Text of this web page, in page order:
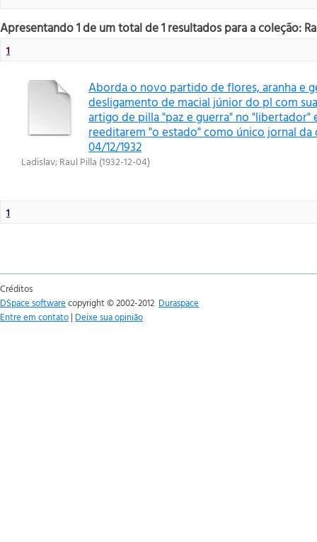
Apresentando 1 de um total de 1 resultados para a coleção:
1
Aborda o novo partido de flores, aranha e
desligamento de macial júnior do pl com
artigo de pilla "paz e guerra" no "libertador"
reeditarem "o estado" como único jornal da
04/12/1932
Ladislav;Raul Pilla (1932-12-04)
1
Créditos
DSpace softwarecopyright © 2002-2012 Duraspace
Entre em contato | Deixe sua opinião